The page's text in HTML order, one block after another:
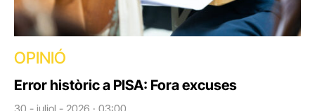
OPINIÓ
Error històric a PISA: Fora excuses